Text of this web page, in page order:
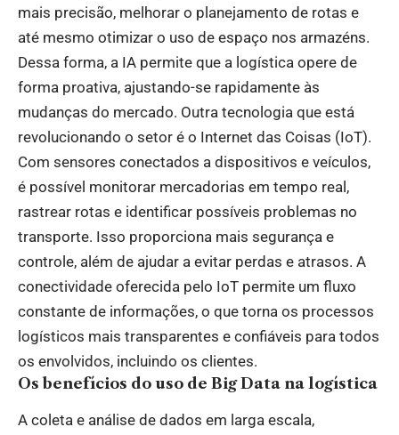
mais precisão, melhorar o planejamento de rotas e
até mesmo otimizar o uso de espaço nos armazéns.
Dessa forma, a IA permite que a logística opere de
forma proativa, ajustando-se rapidamente às
mudanças do mercado. Outra tecnologia que está
revolucionando o setor é o Internet das Coisas (IoT).
Com sensores conectados a dispositivos e veículos,
é possível monitorar mercadorias em tempo real,
rastrear rotas e identificar possíveis problemas no
transporte. Isso proporciona mais segurança e
controle, além de ajudar a evitar perdas e atrasos. A
conectividade oferecida pelo IoT permite um fluxo
constante de informações, o que torna os processos
logísticos mais transparentes e confiáveis para todos
os envolvidos, incluindo os clientes.
Os benefícios do uso de Big Data na logística
A coleta e análise de dados em larga escala,